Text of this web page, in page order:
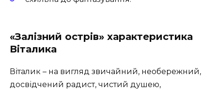
«Залізний острів» характеристика
Віталика
Віталик – на вигляд звичайний, необережний,
досвідчений радист, чистий душею,